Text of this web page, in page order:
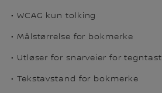
• WCAG kun tolking
• Målstørrelse for bokmerke
• Utløser for snarveier for tegntast
• Tekstavstand for bokmerke